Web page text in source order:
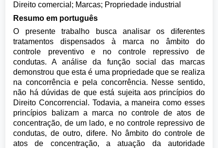
Direito comercial; Marcas; Propriedade industrial
Resumo em português
O presente trabalho busca analisar os diferentes
tratamentos dispensados à marca no âmbito do
controle preventivo e no controle repressivo de
condutas. A análise da função social das marcas
demonstrou que esta é uma propriedade que se realiza
na concorrência e pela concorrência. Nesse sentido,
não há dúvidas de que está sujeita aos princípios do
Direito Concorrencial. Todavia, a maneira como esses
princípios balizam a marca no controle de atos de
concentração, de um lado, e no controle repressivo de
condutas, de outro, difere. No âmbito do controle de
atos de concentração, a atuação da autoridade